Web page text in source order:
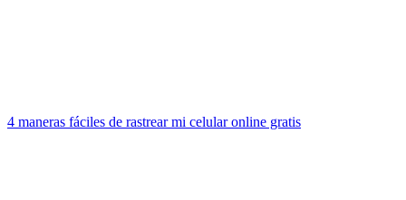
4 maneras fáciles de rastrear mi celular online gratis